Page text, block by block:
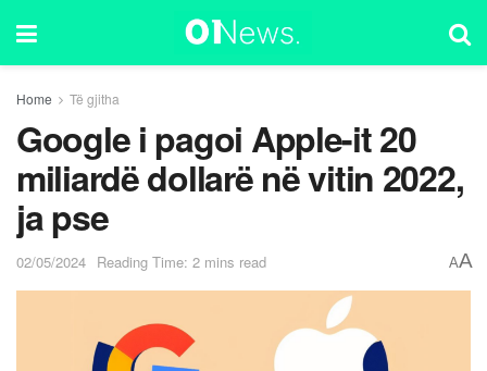
Home Të gjitha
Google i pagoi Apple-it 20
miliardë dollarë në vitin 2022,
ja pse
02/05/2024 Reading Time: 2 mins read AA